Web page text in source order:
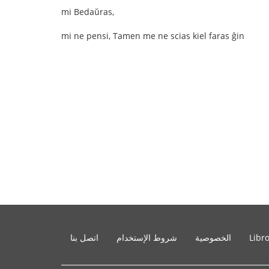
mi Bedaŭras,
mi ne pensi, Tamen me ne scias kiel faras ĝin
Libro الخصوصية شروط الإستخدام اتصل بنا